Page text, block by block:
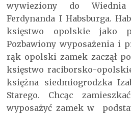
wywieziony do
Ferdynanda I Habsburga.
księstwo opolskie jako
Pozbawiony wyposażenia i
rąk opolski zamek zaczął
księstwo raciborsko-
księżna siedmiogrodzka
Starego. Chcąc
wyposażyć zamek w